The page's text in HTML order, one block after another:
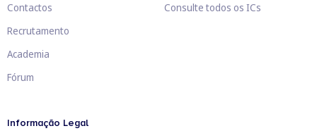
Contactos
Recrutamento
Academia
Fórum
Consulte todos os ICs
Informação Legal